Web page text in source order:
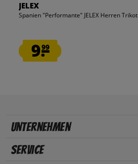
JELEX
Spanien "Performante" JELEX Herren Trikot
9.99
Unternehmen
Service